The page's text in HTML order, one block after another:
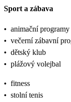
Sport a zábava
• animační
• večerní zábavní
• dětský klub
• plážový volejbal
• fitness
• stolní tenis